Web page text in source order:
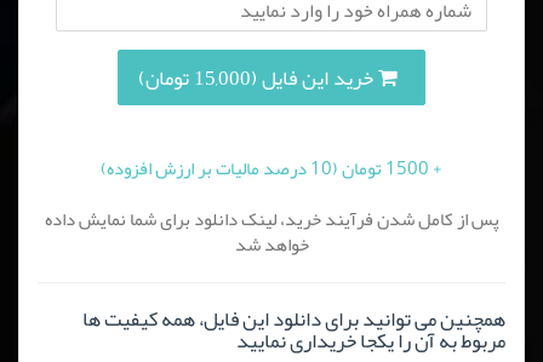
خرید این فایل (15,000 تومان)
+ 1500 تومان (10 درصد مالیات بر ارزش افزوده)
پس از کامل شدن فرآیند خرید، لینک دانلود برای شما نمایش داده
خواهد شد
همچنین می توانید برای دانلود این فایل، همه کیفیت ها
مربوط به آن را یکجا خریداری نمایید